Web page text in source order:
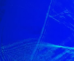
新WP35系列
PR20系列
WP50系列